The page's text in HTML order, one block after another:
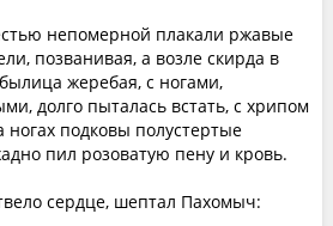
непомерной плакали ржавые
позванивая, а возле скирда в
жеребая, с ногами,
долго пыталась встать, с хрипом
ногах подковы полустертые
пил розоватую пену и кровь.
сердце, шептал Пахомыч: